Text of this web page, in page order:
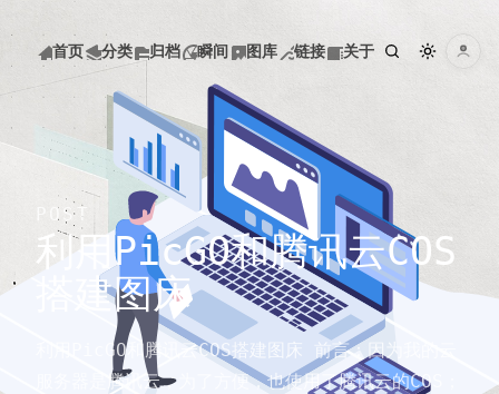
巷陌雨馀风
首页 分类 归档 瞬间 图库 链接 关于
巷陌雨馀风 菜单
首页
分类
归档
POST
利用PicGO和腾讯云COS
搭建图床
利用PicGO和腾讯云COS搭建图床 前言：因为我的云
服务器是腾讯云，为了方便，也使用了腾讯云的COS；